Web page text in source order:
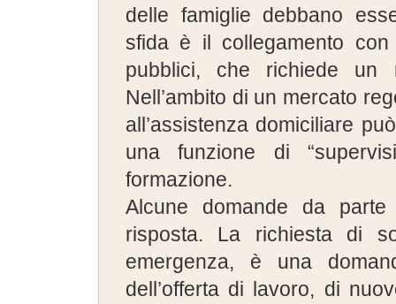
delle famiglie debbano
sfida è il collegamento
pubblici, che richiede un
Nell’ambito di un mercato
all’assistenza domiciliare
una funzione di
formazione.
Alcune domande da
risposta. La richiesta di
emergenza, è una
dell’offerta di lavoro, di